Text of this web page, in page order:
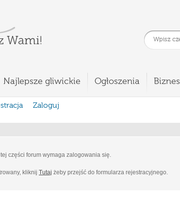
Najlepsze gliwickie Ogłoszenia Biznes
Zaloguj
części forum wymaga zalogowania się.
kliknij Tutaj żeby przejść do formularza rejestracyjnego.